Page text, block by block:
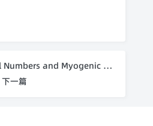
Reduced Satellite Cell Numbers and Myogenic Capaci
下一篇